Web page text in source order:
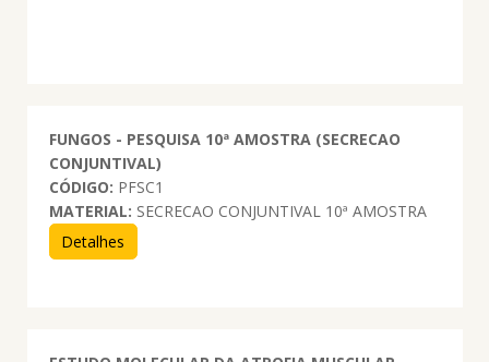
FUNGOS - PESQUISA 10ª AMOSTRA (SECRECAO
CONJUNTIVAL)
CÓDIGO: PFSC1
MATERIAL: SECRECAO CONJUNTIVAL 10ª AMOSTRA
Detalhes